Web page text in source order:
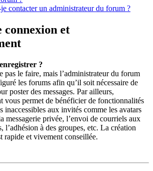
contacter un administrateur du forum ?
connexion et
?
pas le faire, mais l’administrateur du forum
les forums afin qu’il soit nécessaire de
poster des messages. Par ailleurs,
vous permet de bénéficier de fonctionnalités
inaccessibles aux invités comme les avatars
messagerie privée, l’envoi de courriels aux
l’adhésion à des groupes, etc. La création
rapide et vivement conseillée.